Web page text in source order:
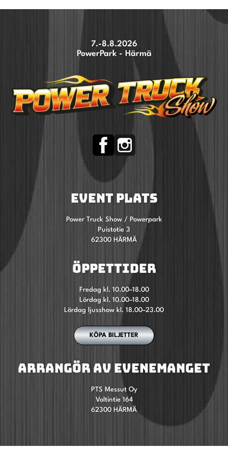
7.-8.8.2026
PowerPark - Härmä
EVENT PLATS
Power Truck Show / Powerpark
Puistotie 3
62300 HÄRMÄ
ÖPPETTIDER
Fredag kl. 10.00–18.00
Lördag kl. 10.00–18.00
Lördag ljusshow kl. 18.00–23.00
KÖPA BILJETTER
ARRANGÖR AV EVENEMANGET
PTS Messut Oy
Voltintie 164
62300 HÄRMÄ